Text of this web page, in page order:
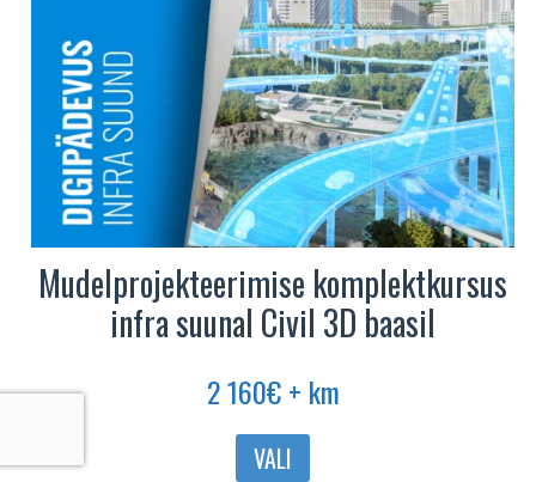
Mudelprojekteerimise komplektkursus
infra suunal Civil 3D baasil
2 160€ + km
VALI